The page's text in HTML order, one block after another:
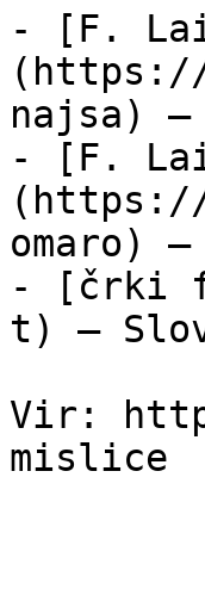
- [F.
najsa) —
- [F.
(https://
omaro)
- [črki
t) —
Vir: